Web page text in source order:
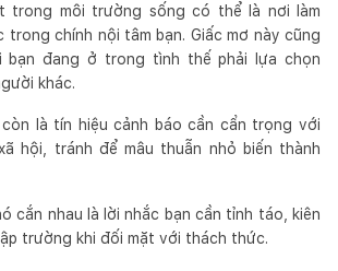
trong môi trường sống có thể là nơi làm
trong chính nội tâm bạn. Giấc mơ này cũng
bạn đang ở trong tình thế phải lựa chọn
khác.
là tín hiệu cảnh báo cần cẩn trọng với
hội, tránh để mâu thuẫn nhỏ biến thành
cắn nhau là lời nhắc bạn cần tỉnh táo, kiên
trường khi đối mặt với thách thức.